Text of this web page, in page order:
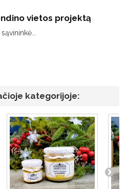
vietos projektą
kategorijoje: